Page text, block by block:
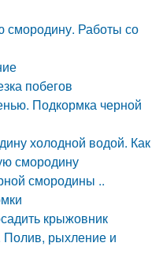
смородину. Работы со
побегов
Подкормка черной
холодной водой. Как
смородину
смородины ..
крыжовник
рыхление и